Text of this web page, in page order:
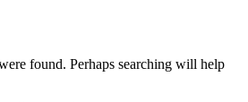
found. Perhaps searching will help